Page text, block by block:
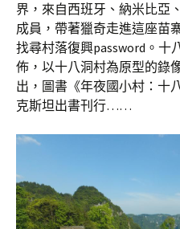
界，來自西班牙、納米比亞
成員，帶著獵奇走進這座苗
找尋村落復興password。十
佈，以十八洞村為原型的錄
出，圖書《年夜國小村：十
克斯坦出書刊行……